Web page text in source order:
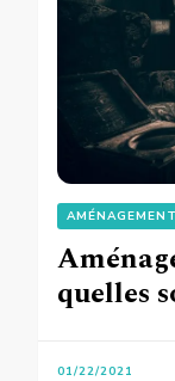
AMÉNAGEMENT
quelles
01/22/2021